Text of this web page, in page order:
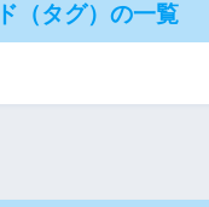
（タグ）の一覧